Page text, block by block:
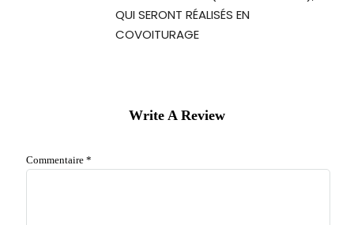
QUI SERONT RÉALISÉS EN
COVOITURAGE
Write A Review
Commentaire *